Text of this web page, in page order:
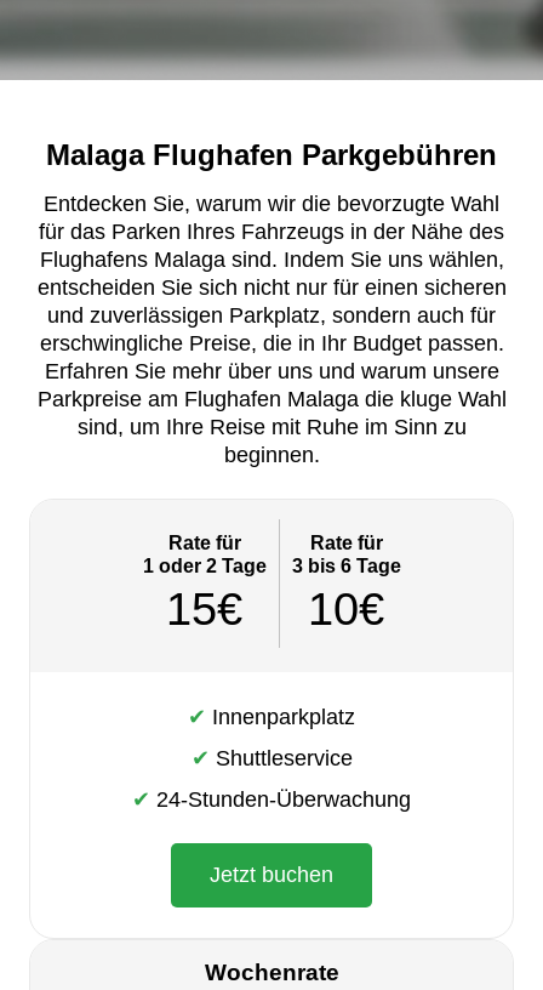
Malaga Flughafen Parkgebühren
Entdecken Sie, warum wir die bevorzugte Wahl
für das Parken Ihres Fahrzeugs in der Nähe des
Flughafens Malaga sind. Indem Sie uns wählen,
entscheiden Sie sich nicht nur für einen sicheren
und zuverlässigen Parkplatz, sondern auch für
erschwingliche Preise, die in Ihr Budget passen.
Erfahren Sie mehr über uns und warum unsere
Parkpreise am Flughafen Malaga die kluge Wahl
sind, um Ihre Reise mit Ruhe im Sinn zu
beginnen.
Rate für
1 oder 2 Tage
15€
Rate für
3 bis 6 Tage
10€
✔ Innenparkplatz
✔ Shuttleservice
✔ 24-Stunden-Überwachung
Jetzt buchen
Wochenrate